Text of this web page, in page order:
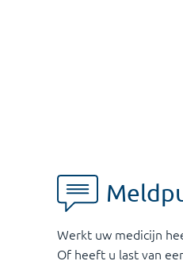
Werkt uw medicijn
Of heeft u last van